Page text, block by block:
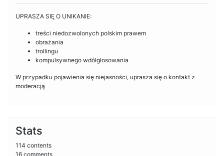
UPRASZA SIĘ O UNIKANIE:
treści niedozwolonych polskim prawem
obrażania
trollingu
kompulsywnego wdółgłosowania
W przypadku pojawienia się niejasności, uprasza się o kontakt z
moderacją
Stats
114 contents
16 comments